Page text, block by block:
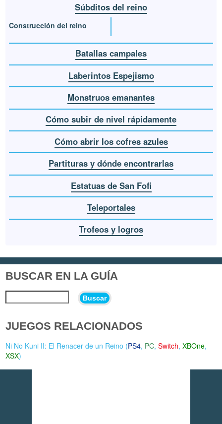
Súbditos del reino
Construcción del reino
Batallas campales
Laberintos Espejismo
Monstruos emanantes
Cómo subir de nivel rápidamente
Cómo abrir los cofres azules
Partituras y dónde encontrarlas
Estatuas de San Fofi
Teleportales
Trofeos y logros
BUSCAR EN LA GUÍA
Buscar
JUEGOS RELACIONADOS
Ni No Kuni II: El Renacer de un Reino (PS4, PC,Switch,XBOne,
XSX)